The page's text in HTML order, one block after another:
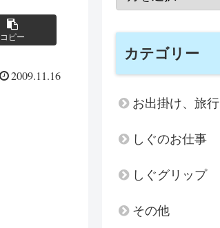
コピー
2009.11.16
カテゴリー
お出掛け、旅行
しぐのお仕事
しぐグリップ
その他